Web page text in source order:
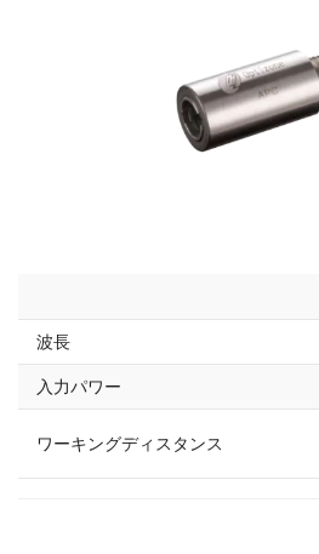
波長
入力パワー
ワーキングディスタンス